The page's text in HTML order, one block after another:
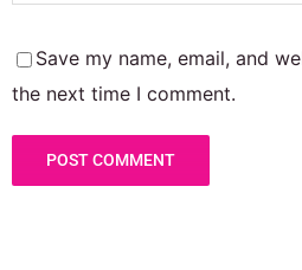
Save my name, email, and
the next time I comment.